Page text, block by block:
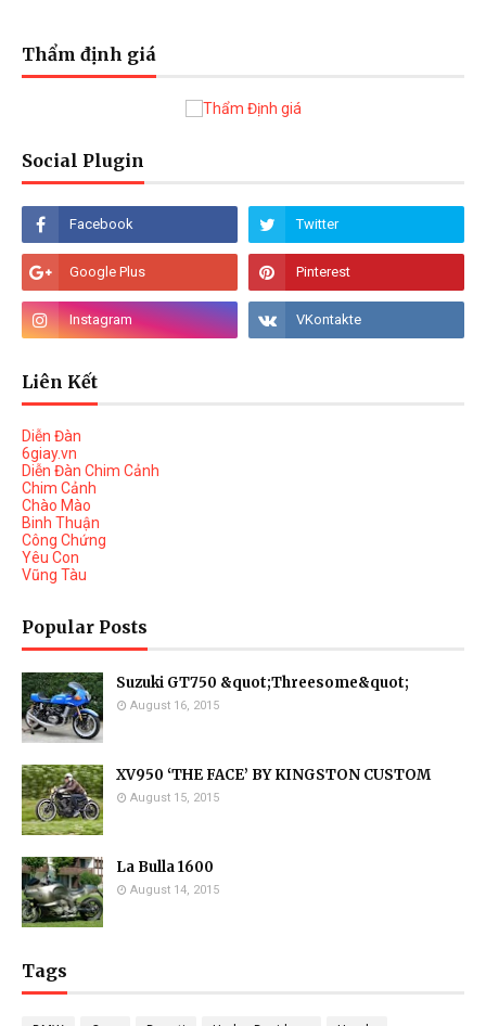
Thẩm định giá
Social Plugin
Liên Kết
Diễn Đàn
6giay.vn
Diễn Đàn Chim Cảnh
Chim Cảnh
Chào Mào
Binh Thuận
Công Chứng
Yêu Con
Vũng Tàu
Popular Posts
Suzuki GT750 &quot;Threesome&quot;
August 16, 2015
XV950 ‘THE FACE’ BY KINGSTON CUSTOM
August 15, 2015
La Bulla 1600
August 14, 2015
Tags